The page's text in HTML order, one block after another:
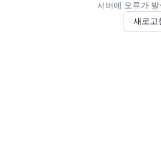
서버에 오류가
새로고